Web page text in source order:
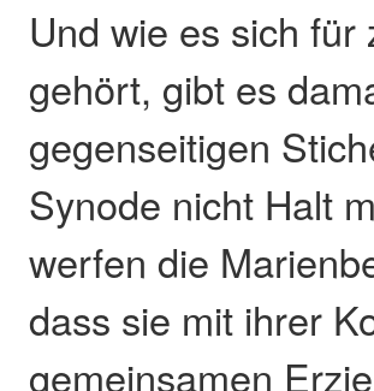
Und wie es sich
gehört, gibt es
gegenseitigen
Synode nicht Halt
werfen die
dass sie mit ihrer
gemeinsamen